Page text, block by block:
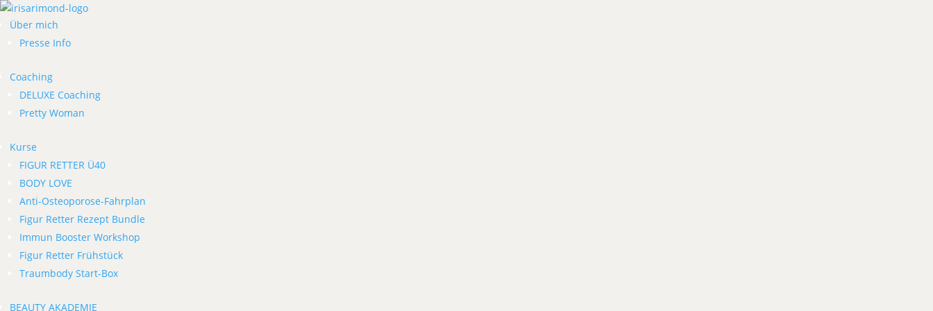
Über mich
Presse Info
Coaching
DELUXE Coaching
Pretty Woman
Kurse
FIGUR RETTER Ü40
BODY LOVE
Anti-Osteoporose-Fahrplan
Figur Retter Rezept Bundle
Immun Booster Workshop
Figur Retter Frühstück
Traumbody Start-Box
BEAUTY AKADEMIE